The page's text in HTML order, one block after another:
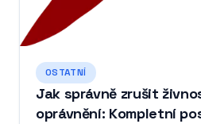
OSTATNÍ
Jak správně zrušit
oprávnění: Kompletní